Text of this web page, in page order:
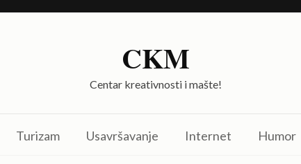
CKM
Centar kreativnosti i mašte!
Turizam Usavršavanje Internet Humor